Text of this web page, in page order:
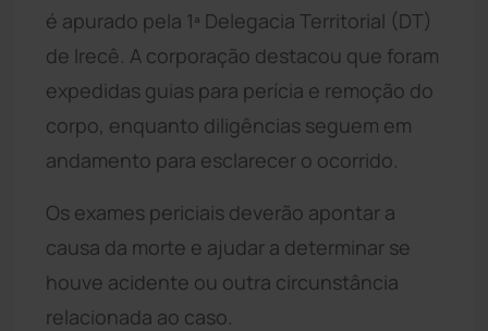
é apurado pela 1ª Delegacia Territorial (DT)
de Irecê. A corporação destacou que foram
expedidas guias para perícia e remoção do
corpo, enquanto diligências seguem em
andamento para esclarecer o ocorrido.
Os exames periciais deverão apontar a
causa da morte e ajudar a determinar se
houve acidente ou outra circunstância
relacionada ao caso.